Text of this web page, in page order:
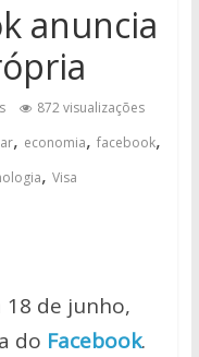
anuncia
872 visualizações
, economia, facebook,
, Visa
de junho,
do Facebook.